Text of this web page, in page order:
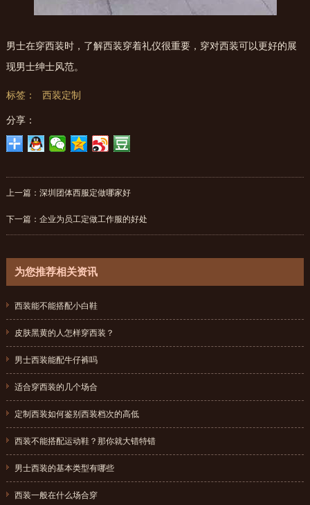
男士在穿西装时，了解西装穿着礼仪很重要，穿对西装可以更好的展
现男士绅士风范。
标签： 西装定制
分享：
上一篇： 深圳团体西服定做哪家好
下一篇： 企业为员工定做工作服的好处
为您推荐相关资讯
西装能不能搭配小白鞋
皮肤黑黄的人怎样穿西装？
男士西装能配牛仔裤吗
适合穿西装的几个场合
{dede:field.pubdate function="MyDate('Y-m-d',@me)"/}
定制西装如何鉴别西装档次的高低
{dede:field.pubdate function="MyDate('Y-m-d',@me)"/}
西装不能搭配运动鞋？那你就大错特错
男士西装的基本类型有哪些
西装一般在什么场合穿